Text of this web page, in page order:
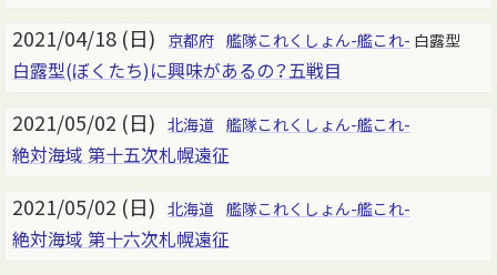
2021/04/18 (日) 京都府 艦隊これくしょん-艦これ- 白露型
白露型(ぼくたち)に興味があるの？五戦目
2021/05/02 (日) 北海道 艦隊これくしょん-艦これ-
絶対海域 第十五次札幌遠征
2021/05/02 (日) 北海道 艦隊これくしょん-艦これ-
絶対海域 第十六次札幌遠征